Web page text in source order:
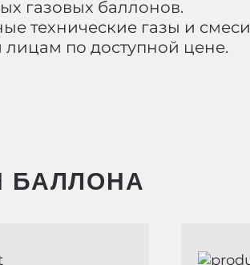
газовых баллонов.
технические газы и смеси
по доступной цене.
БАЛЛОНА